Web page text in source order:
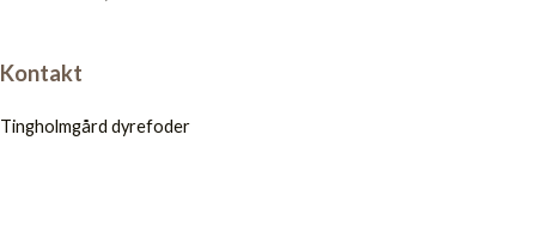
Kontakt
Tingholmgård dyrefoder